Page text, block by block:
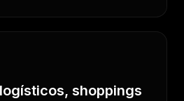
shoppings